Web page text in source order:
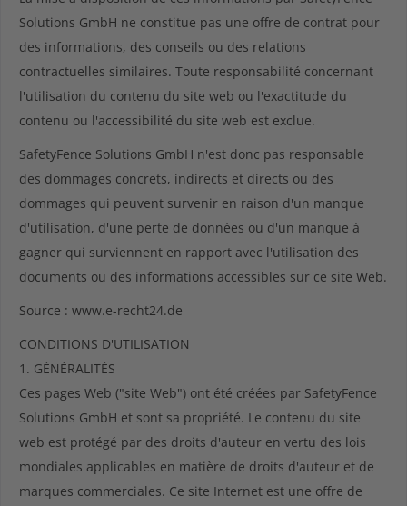
Solutions GmbH ne constitue pas une offre de contrat pour
des informations, des conseils ou des relations
contractuelles similaires. Toute responsabilité concernant
l'utilisation du contenu du site web ou l'exactitude du
contenu ou l'accessibilité du site web est exclue.
SafetyFence Solutions GmbH n'est donc pas responsable
des dommages concrets, indirects et directs ou des
dommages qui peuvent survenir en raison d'un manque
d'utilisation, d'une perte de données ou d'un manque à
gagner qui surviennent en rapport avec l'utilisation des
documents ou des informations accessibles sur ce site Web.
Source : www.e-recht24.de
CONDITIONS D'UTILISATION
1. GÉNÉRALITÉS
Ces pages Web ("site Web") ont été créées par SafetyFence
Solutions GmbH et sont sa propriété. Le contenu du site
web est protégé par des droits d'auteur en vertu des lois
mondiales applicables en matière de droits d'auteur et de
marques commerciales. Ce site Internet est une offre de